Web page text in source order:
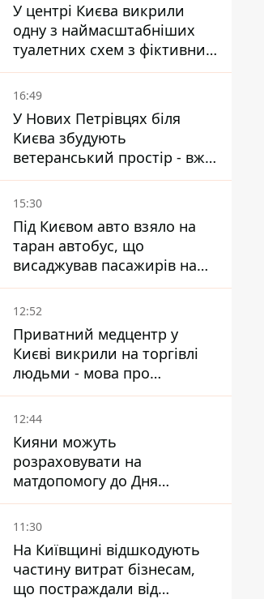
У центрі Києва викрили
одну з наймасштабніших
туалетних схем з фіктивним
будинком
16:49
У Нових Петрівцях біля
Києва збудують
ветеранський простір - вже
знайшли проєктанта
15:30
Під Києвом авто взяло на
таран автобус, що
висаджував пасажирів на
зупинці - пасажирка в
лікарні
12:52
Приватний медцентр у
Києві викрили на торгівлі
людьми - мова про
сурогатне материнство
12:44
Кияни можуть
розраховувати на
матдопомогу до Дня
незалежності - кому її
дадуть
11:30
На Київщині відшкодують
частину витрат бізнесам,
що постраждали від